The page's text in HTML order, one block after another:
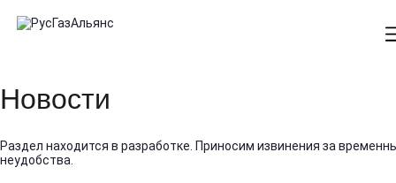
Новости
Раздел находится в разработке. Приносим извинения за
неудобства.